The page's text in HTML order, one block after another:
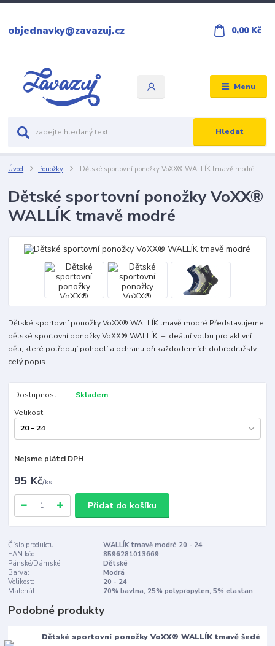
Menu
Hledat
objednavky@zavazuj.cz 0,00 Kč
Úvod Ponožky Dětské sportovní ponožky VoXX® WALLÍK tmavě modré
Dětské sportovní ponožky VoXX®
WALLÍK tmavě modré
Dětské sportovní ponožky VoXX® WALLÍK tmavě modré Představujeme
dětské sportovní ponožky VoXX® WALLÍK – ideální volbu pro aktivní
děti, které potřebují pohodlí a ochranu při každodenních dobrodružstv...
celý popis
Dostupnost
Skladem
Velikost
Nejsme plátci DPH
95 Kč/ks
Přidat do košíku
Číslo produktu:
WALLÍK tmavě modré 20 - 24
EAN kód:
8596281013669
Pánské/Dámské:
Dětské
Barva:
Modrá
Velikost:
20 - 24
Materiál:
70% bavlna, 25% polypropylen, 5% elastan
Podobné produkty
Dětské sportovní ponožky VoXX® WALLÍK tmavě šedé